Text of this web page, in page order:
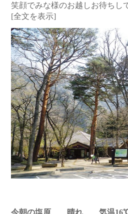
笑顔でみな様のお越しお待ちし
[全文を表示]
今朝の塩原 晴れ 気温